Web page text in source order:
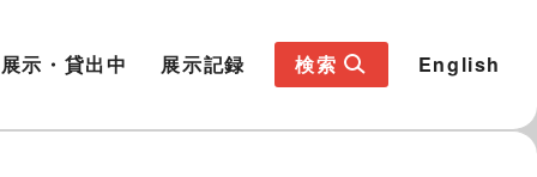
展示・貸出中 展示記録 検索 English